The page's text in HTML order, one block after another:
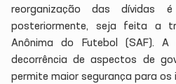
reorganização das dívidas
posteriormente, seja feita a
Anônima do Futebol (SAF). A
decorrência de aspectos de
permite maior segurança para os